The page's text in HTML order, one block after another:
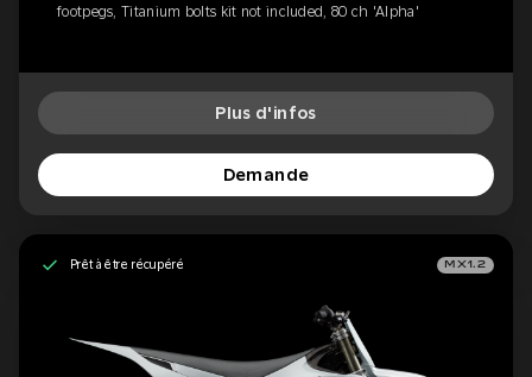
footpegs, Titanium bolts kit not included, 80 ch 'Alpha'
Plus d'infos
Demande
Prêt à être récupéré MX1.2